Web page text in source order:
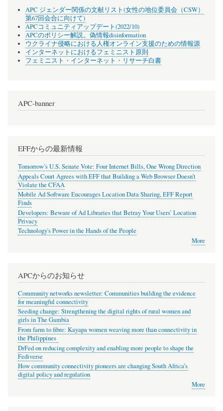
APC ジェンダー関係の文献リスト(女性の地位委員会（CSW）
第67回会合に向けて)
APCコミュニティアップデート(2022/10)
APCのポリシー解説。偽情報disinformation
ウクライナ侵略における人権オンライン支援のための情報源
インターネットにおけるフェミニスト原則
フェミニスト・インターネット・リサーチ白書
APC-banner
EFFからの最新情報
Tomorrow’s U.S. Senate Vote: Four Internet Bills, One Wrong Direction
Appeals Court Agrees with EFF that Building a Web Browser Doesn’t
Violate the CFAA
Mobile Ad Software Encourages Location Data Sharing, EFF Report
Finds
Developers: Beware of Ad Libraries that Betray Your Users’ Location
Privacy
Technology's Power in the Hands of the People
More
APCからのお知らせ
Community networks newsletter: Communities building the evidence
for meaningful connectivity
Seeding change: Strengthening the digital rights of rural women and
girls in The Gambia
From farm to fibre: Kayapa women weaving more than connectivity in
the Philippines
DrFed on reducing complexity and enabling more people to shape the
Fediverse
How community connectivity pioneers are changing South Africa’s
digital policy and regulation
More